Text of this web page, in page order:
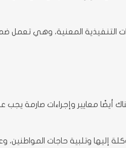
المعنية، وهي تعمل ضمن
معايير وإجراءات صارمة
إليها وتلبية حاجات المواطنين،